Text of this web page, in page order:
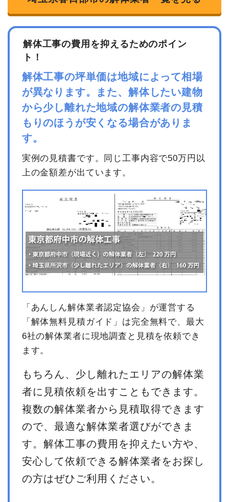
解体工事の費用を抑えるためのポイン
ト！
解体工事の坪単価は地域によって相場
が異なります。また、解体したい建物
から少し離れた地域の解体業者の見積
もりのほうが安くなる場合がありま
す。
実例の見積書です。同じ工事内容で50万円以
上の金額差が出ています。
「あんしん解体業者認定協会」が運営する
「解体無料見積ガイド」は完全無料で、最大
6社の解体業者に現地調査と見積を依頼でき
ます。
もちろん、少し離れたエリアの解体業
者に見積依頼を出すこともできます。
複数の解体業者から見積取得できます
ので、最適な解体業者選びができま
す。解体工事の費用を抑えたい方や、
安心して依頼できる解体業者をお探し
の方はぜひご利用ください。